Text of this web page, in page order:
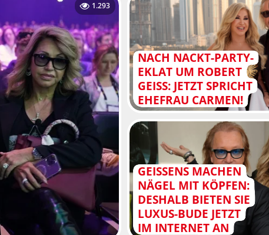
1.293
NACH NACKT-PARTY-
EKLAT UM ROBERT
GEISS: JETZT SPRICHT
EHEFRAU CARMEN!
GEISSENS MACHEN
NÄGEL MIT KÖPFEN:
DESHALB BIETEN SIE
LUXUS-BUDE JETZT
IM INTERNET AN